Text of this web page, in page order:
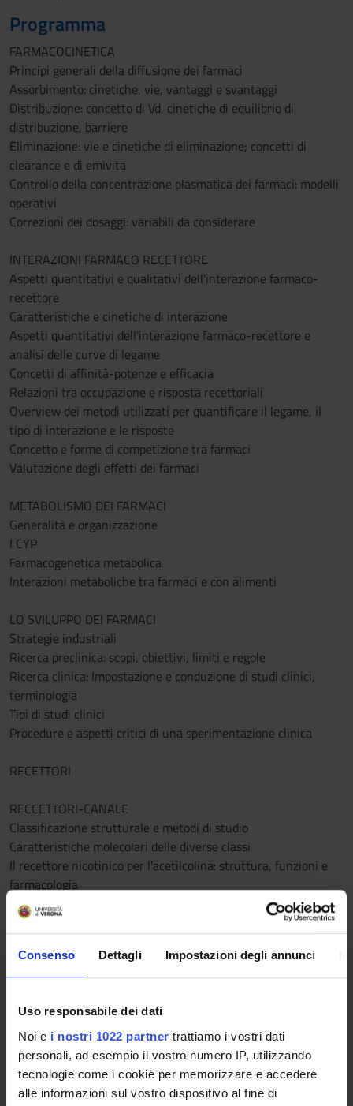
Consenso Dettagli Impostazioni degli annunci
Uso responsabile dei dati
Noi e i nostri 1022 partner trattiamo i vostri dati
personali, ad esempio il vostro numero IP, utilizzando
tecnologie come i cookie per memorizzare e accedere
alle informazioni sul vostro dispositivo al fine di
Programma
FARMACOCINETICA
Principi generali della diffusione dei farmaci
Assorbimento: cinetiche, vie, vantaggi e svantaggi
Distribuzione: concetto di Vd, cinetiche di equilibrio di
distribuzione, barriere
Eliminazione: vie e cinetiche di eliminazione; concetti di
clearance e di emivita
Controllo della concentrazione plasmatica dei farmaci: modelli
operativi
Correzioni dei dosaggi: variabili da considerare
INTERAZIONI FARMACO RECETTORE
Aspetti quantitativi e qualitativi dell'interazione farmaco-
recettore
Caratteristiche e cinetiche di interazione
Aspetti quantitativi dell'interazione farmaco-recettore e
analisi delle curve di legame
Concetti di affinità-potenze e efficacia
Relazioni tra occupazione e risposta recettoriali
Overview dei metodi utilizzati per quantificare il legame, il
tipo di interazione e le risposte
Concetto e forme di competizione tra farmaci
Valutazione degli effetti dei farmaci
METABOLISMO DEI FARMACI
Generalità e organizzazione
I CYP
Farmacogenetica metabolica
Interazioni metaboliche tra farmaci e con alimenti
LO SVILUPPO DEI FARMACI
Strategie industriali
Ricerca preclinica: scopi, obiettivi, limiti e regole
Ricerca clinica: Impostazione e conduzione di studi clinici,
terminologia
Tipi di studi clinici
Procedure e aspetti critici di una sperimentazione clinica
RECETTORI
RECCETTORI-CANALE
Classificazione strutturale e metodi di studio
Caratteristiche molecolari delle diverse classi
Il recettore nicotinico per l'acetilcolina: struttura, funzioni e
farmacologia
Il recettore GABAA: struttura, funzioni e farmacologia
I recettori per il glutammato: classificazione, funzioni
RECETTORI ACCOPPIATI A PROTEINE G
Classificazione
Proteine G (trimeriche): classificazione, funzioni, attivazione e
farmacologia
Effettori
I II messaggeri nucleotidici: sintesi, degradazione, effetti e
farmacologia